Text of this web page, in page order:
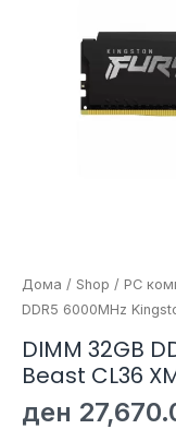
Дома / Shop / PC
DDR5 6000MHz
DIMM 32GB
Beast CL36
ден